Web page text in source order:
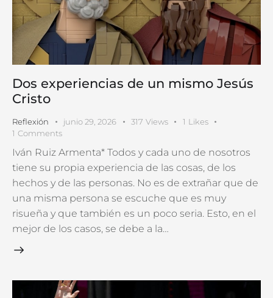
Dos experiencias de un mismo Jesús
Cristo
Reflexión junio 29, 2026 317 Views 1 Likes
1 Comments
Iván Ruiz Armenta* Todos y cada uno de nosotros
tiene su propia experiencia de las cosas, de los
hechos y de las personas. No es de extrañar que de
una misma persona se escuche que es muy
risueña y que también es un poco seria. Esto, en el
mejor de los casos, se debe a la…